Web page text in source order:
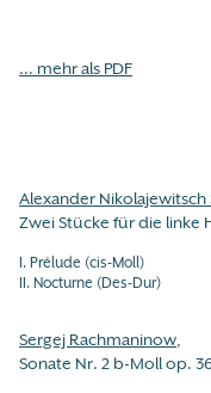
... mehr als PDF
Alexander Nikolajewitsch
Zwei Stücke für die linke
I. Prélude (cis-Moll)
II. Nocturne (Des-Dur)
Sergej Rachmaninow,
Sonate Nr. 2 b-Moll op.